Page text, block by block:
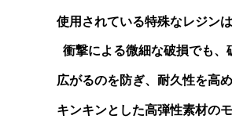
使用されている特殊なレジン
衝撃による微細な破損でも、
広がるのを防ぎ、耐久性を高
キンキンとした高弾性素材の